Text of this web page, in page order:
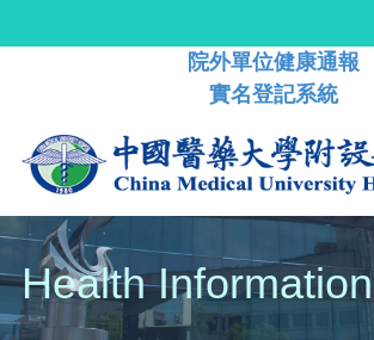
院外單位健康通報
實名登記系統
Health Information